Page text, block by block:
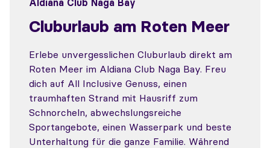
Aldiana Club Naga Bay
Cluburlaub am Roten Meer
Erlebe unvergesslichen Cluburlaub direkt am
Roten Meer im Aldiana Club Naga Bay. Freu
dich auf All Inclusive Genuss, einen
traumhaften Strand mit Hausriff zum
Schnorcheln, abwechslungsreiche
Sportangebote, einen Wasserpark und beste
Unterhaltung für die ganze Familie. Während